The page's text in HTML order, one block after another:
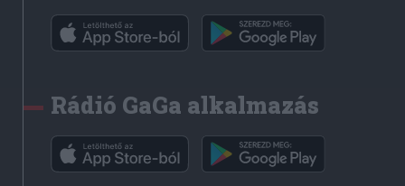
Rádió GaGa alkalmazás